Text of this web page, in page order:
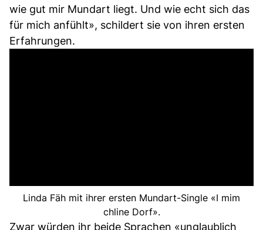
wie gut mir Mundart liegt. Und wie echt sich das
für mich anfühlt», schildert sie von ihren ersten
Erfahrungen.
Linda Fäh mit ihrer ersten Mundart-Single «I mim
chline Dorf».
Zwar würden ihr beide Sprachen «unglaublich